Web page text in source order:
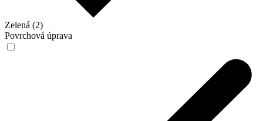
Zelená (2)
Povrchová úprava